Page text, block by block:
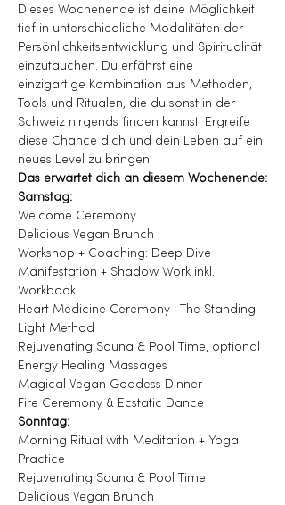
Dieses Wochenende ist deine Möglichkeit
tief in unterschiedliche Modalitäten der
Persönlichkeitsentwicklung und Spiritualität
einzutauchen. Du erfährst eine
einzigartige Kombination aus Methoden,
Tools und Ritualen, die du sonst in der
Schweiz nirgends finden kannst. Ergreife
diese Chance dich und dein Leben auf ein
neues Level zu bringen.
Das erwartet dich an diesem Wochenende:
Samstag:
Welcome Ceremony
Delicious Vegan Brunch
Workshop + Coaching: Deep Dive
Manifestation + Shadow Work inkl.
Workbook
Heart Medicine Ceremony : The Standing
Light Method
Rejuvenating Sauna & Pool Time, optional
Energy Healing Massages
Magical Vegan Goddess Dinner
Fire Ceremony & Ecstatic Dance
Sonntag:
Morning Ritual with Meditation + Yoga
Practice
Rejuvenating Sauna & Pool Time
Delicious Vegan Brunch